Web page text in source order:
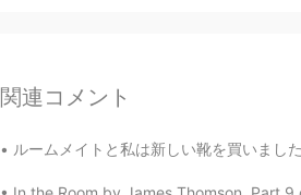
関連コメント
ルームメイトと私は新しい靴を買いました